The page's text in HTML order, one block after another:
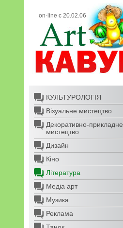
on-line с 20.02.06
КУЛЬТУРОЛОГІЯ
Візуальне мистецтво
Декоративно-прикладне
мистецтво
Дизайн
Кіно
Література
Медіа арт
Музика
Реклама